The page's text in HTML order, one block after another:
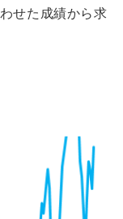
せた成績から求